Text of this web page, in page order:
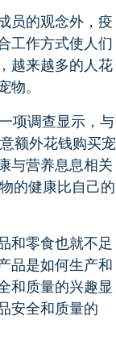
员的观念外，疫
工作方式使人们
越来越多的人花
。
项调查显示，与
额外花钱购买宠
与营养息息相关
的健康比自己的
和零食也就不足
品是如何生产和
和质量的兴趣显
安全和质量的